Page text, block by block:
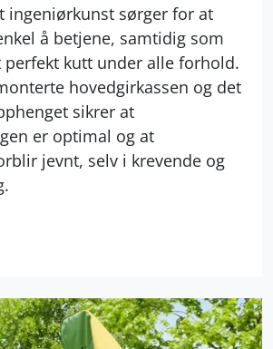
ingeniørkunst sørger for at
å betjene, samtidig som
perfekt kutt under alle forhold.
hovedgirkassen og det
sikrer at
er optimal og at
jevnt, selv i krevende og